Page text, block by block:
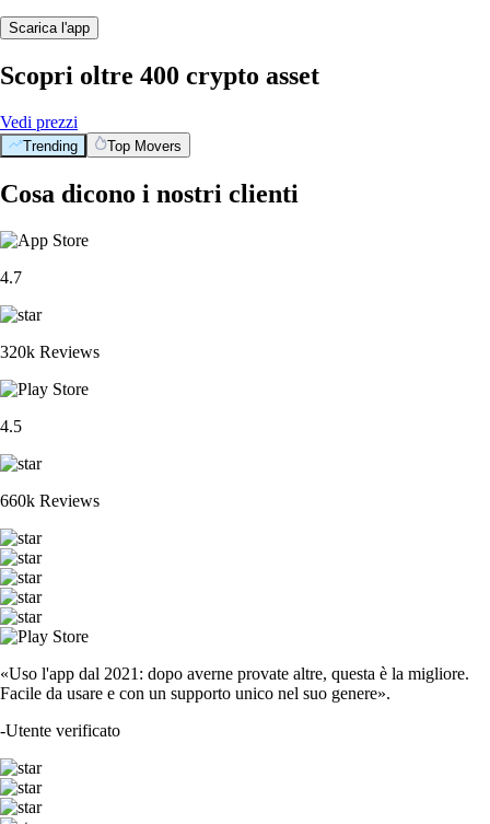
Scarica l'app
Scopri oltre 400 crypto asset
Vedi prezzi
Trending Top Movers
Cosa dicono i nostri clienti
4.7
320k Reviews
4.5
660k Reviews
«Uso l'app dal 2021: dopo averne provate altre, questa è la migliore.
Facile da usare e con un supporto unico nel suo genere».
-Utente verificato